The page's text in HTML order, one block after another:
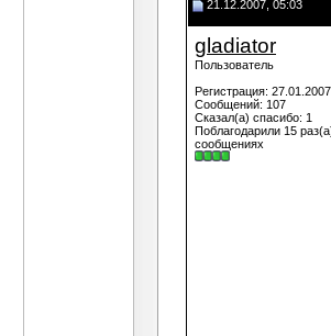
21.12.2007, 05:03
gladiator
Пользователь
Регистрация: 27.01.2007
Сообщений: 107
Сказал(а) спасибо: 1
Поблагодарили 15
сообщениях